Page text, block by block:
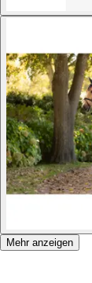
Mehr anzeigen